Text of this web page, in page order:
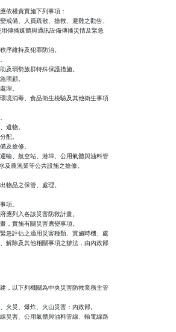
依權責實施下列事項：
戒備、人員疏散、搶救、避難之勸告、
用傳播媒體與通訊設備傳播災情及緊急
序維持及犯罪防治。
及弱勢族群特殊保護措施。
照顧。
理。
境消毒、食品衛生檢驗及其他衛生事項
遺物。
配。
及搶修。
輸、航空站、港埠、公用氣體與油料管
及農漁業等公共設施之搶修。
物品之保管、處理。
項。
應列入各該災害防救計畫。
，實施有關災害應變事項。
急評估之適用災害種類、實施時機、處
解除及其他相關事項之辦法，由內政部
，以下列機關為中央災害防救業務主管
火災、爆炸、火山災害：內政部。
災害、公用氣體與油料管線、輸電線路